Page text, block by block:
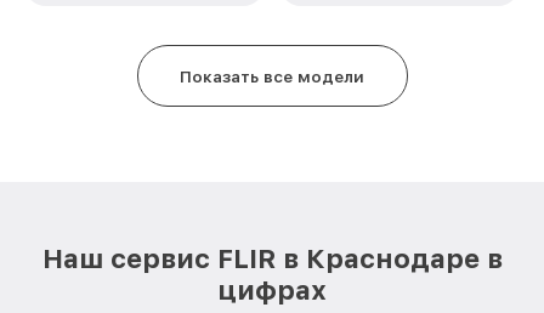
Ремонт Wi-Fi E8-XT FLIRПоказать все модели
Наш сервис FLIR в Краснодаре в
цифрах